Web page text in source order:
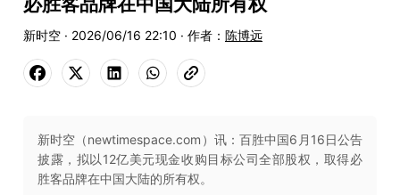
新时空 · 2026/06/16 22:10 · 作者： 陈博远
新时空（newtimespace.com）讯：百胜中国6月16日公告
披露，拟以12亿美元现金收购目标公司全部股权，取得必
胜客品牌在中国大陆的所有权。